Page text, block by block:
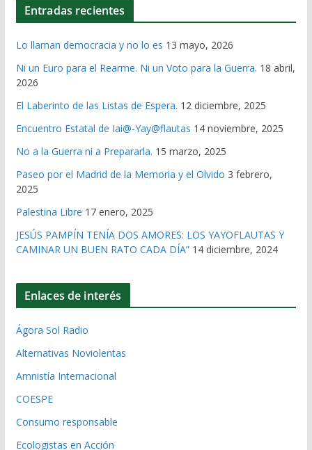
Entradas recientes
Lo llaman democracia y no lo es 13 mayo, 2026
Ni un Euro para el Rearme. Ni un Voto para la Guerra. 18 abril,
2026
El Laberinto de las Listas de Espera. 12 diciembre, 2025
Encuentro Estatal de Iai@-Yay@flautas 14 noviembre, 2025
No a la Guerra ni a Prepararla. 15 marzo, 2025
Paseo por el Madrid de la Memoria y el Olvido 3 febrero,
2025
Palestina Libre 17 enero, 2025
JESÚS PAMPÍN TENÍA DOS AMORES: LOS YAYOFLAUTAS Y
CAMINAR UN BUEN RATO CADA DÍA” 14 diciembre, 2024
Enlaces de interés
Ágora Sol Radio
Alternativas Noviolentas
Amnistía Internacional
COESPE
Consumo responsable
Ecologistas en Acción